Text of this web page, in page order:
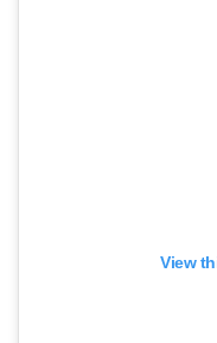
View